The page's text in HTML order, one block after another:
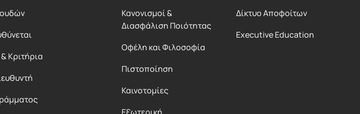
Κριτήρια
Κανονισμοί &
Διασφάλιση Ποιότητας
Οφέλη και Φιλοσοφία
Πιστοποίηση
Καινοτομίες
Δίκτυο Αποφοίτων
Executive Education